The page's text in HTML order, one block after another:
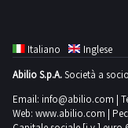
essere
destinati
alla
Si
gara
sarà
uno
siano:
-
Utenti
inclusi
in
Lotto
2
dalla
non
a
Alcune
eseguita
Italiano
Inglese
Abilio S.p.A.Società a
Email: info@abilio.com |
Web: www.abilio.com |